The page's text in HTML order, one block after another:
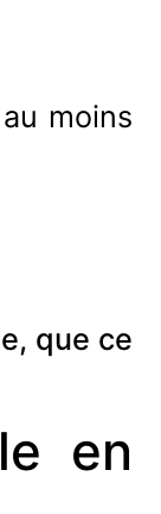
moins
que ce
en